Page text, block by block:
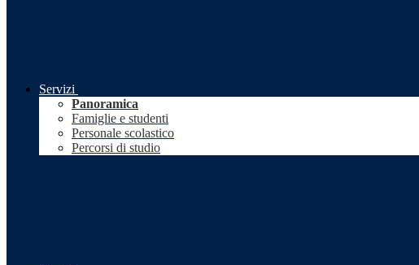
Servizi
Panoramica
Famiglie e studenti
Personale scolastico
Percorsi di studio